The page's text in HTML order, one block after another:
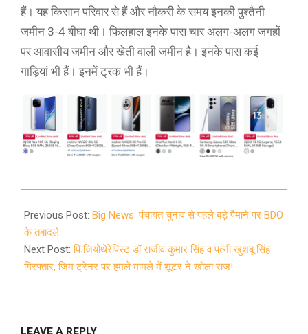
हैं। यह किसान परिवार से हैं और नौकरी के समय इनकी पुश्तैनी
जमीन 3-4 बीघा थी। फिलहाल इनके पास चार अलग-अलग जगहों
पर आवासीय जमीन और खेती वाली जमीन है। इनके पास कई
गाड़ियां भी हैं। इनमें ट्रक भी हैं।
09-
21
Previous Post: Big News: पंचायत चुनाव से पहले बड़े पैमाने पर BDO
के तबादले
Next Post:फिजियोथेरेपिस्ट डॉ राजीव कुमार सिंह व पत्नी खुशबू सिंह
गिरफ्तार, जिम ट्रेनर पर हमले मामले में शूटर ने खोला राज!
LEAVE A REPLY